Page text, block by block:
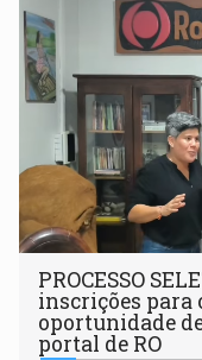
PROCESSO
inscrições para
oportunidade
portal de RO